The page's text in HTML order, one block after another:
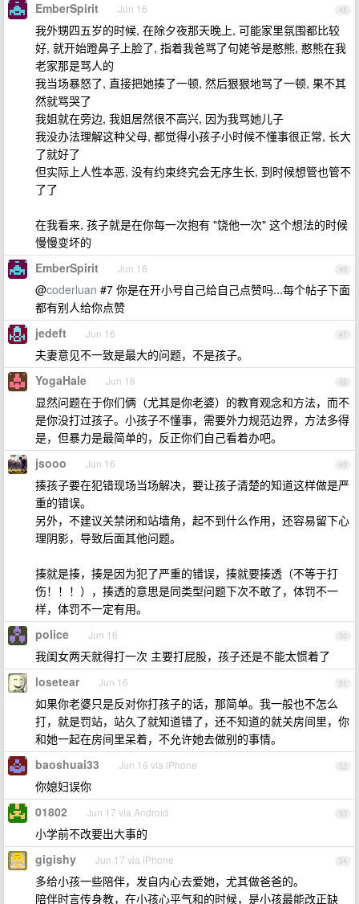
45
EmberSpirit Jun 16
我外甥四五岁的时候, 在除夕夜那天晚上, 可能家里氛围都比较
好, 就开始蹬鼻子上脸了, 指着我爸骂了句姥爷是憨熊, 憨熊在我
老家那是骂人的
我当场暴怒了, 直接把她揍了一顿, 然后狠狠地骂了一顿, 果不其
然就骂哭了
我姐就在旁边, 我姐居然很不高兴, 因为我骂她儿子
我没办法理解这种父母, 都觉得小孩子小时候不懂事很正常, 长大
了就好了
但实际上人性本恶, 没有约束终究会无序生长, 到时候想管也管不
了了
在我看来, 孩子就是在你每一次抱有 "饶他一次" 这个想法的时候
慢慢变坏的
46
EmberSpirit Jun 16
@coderluan #7 你是在开小号自己给自己点赞吗...每个帖子下面
都有别人给你点赞
47
jedeft Jun 16
夫妻意见不一致是最大的问题，不是孩子。
48
YogaHale Jun 16
显然问题在于你们俩（尤其是你老婆）的教育观念和方法，而不
是你没打过孩子。小孩子不懂事，需要外力规范边界，方法多得
是，但暴力是最简单的，反正你们自己看着办吧。
49
jsooo Jun 16
揍孩子要在犯错现场当场解决，要让孩子清楚的知道这样做是严
重的错误。
另外，不建议关禁闭和站墙角，起不到什么作用，还容易留下心
理阴影，导致后面其他问题。
揍就是揍，揍是因为犯了严重的错误，揍就要揍透（不等于打
伤！！！），揍透的意思是同类型问题下次不敢了，体罚不一
样，体罚不一定有用。
50
police Jun 16
我闺女两天就得打一次 主要打屁股，孩子还是不能太惯着了
51
losetear Jun 16
如果你老婆只是反对你打孩子的话，那简单。我一般也不怎么
打，就是罚站，站久了就知道错了，还不知道的就关房间里，你
和她一起在房间里呆着，不允许她去做别的事情。
52
baoshuai33 Jun 16 via iPhone
你媳妇误你
53
01802 Jun 17 via Android
小学前不改要出大事的
54
gigishy Jun 17 via iPhone
多给小孩一些陪伴，发自内心去爱她，尤其做爸爸的。
陪伴时言传身教，在小孩心平气和的时候，是小孩最能改正缺